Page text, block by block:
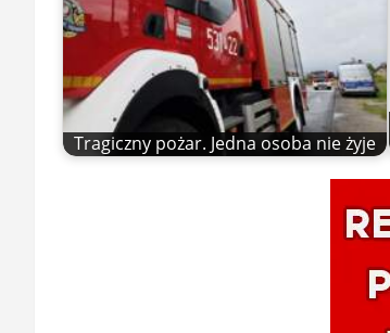
Tragiczny pożar. Jedna osoba nie żyje